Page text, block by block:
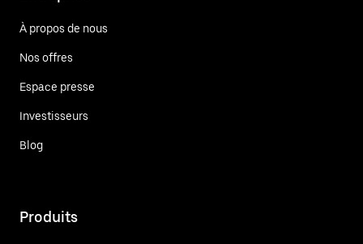
À propos de nous
Nos offres
Espace presse
Investisseurs
Blog
Produits